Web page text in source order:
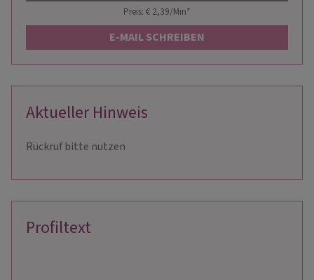
Preis: € 2,39/Min*
E-MAIL SCHREIBEN
Aktueller Hinweis
Rückruf bitte nutzen
Profiltext